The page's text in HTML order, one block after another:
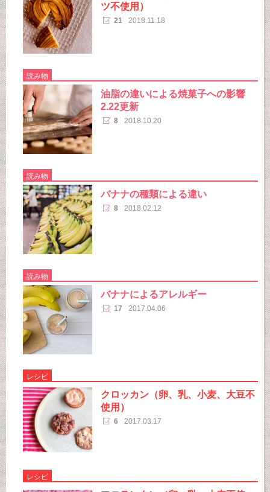
ツ不使用）
21 2018.11.18
読み物
油脂の違いによる焼菓子への影響
2.22更新
8 2018.10.20
読み物
バナナの種類による違い
8 2018.02.12
読み物
バナナによるアレルギー
17 2017.04.06
レシピ
クロッカン（卵、乳、小麦、大豆不
使用）
6 2017.03.17
レシピ